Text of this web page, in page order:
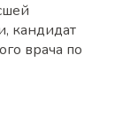
кандидат
врача по